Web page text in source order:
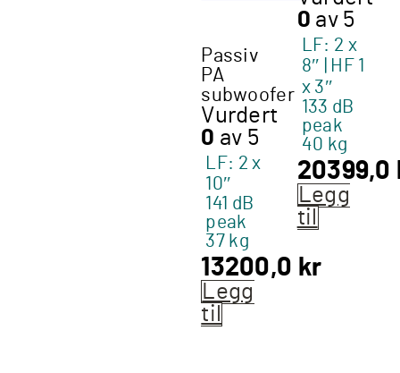
Passiv
PA
subwoofer
Vurdert
0 av 5
LF: 2 x
10″
141 dB
peak
37 kg
13200,0 kr
Legg
til
0 av 5
LF: 2 x
8″ | HF 1
x 3″
133 dB
peak
40 kg
20399,0
Legg
til